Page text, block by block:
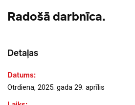
Radošā darbnīca.
Detaļas
Datums:
Otrdiena, 2025. gada 29. aprīlis